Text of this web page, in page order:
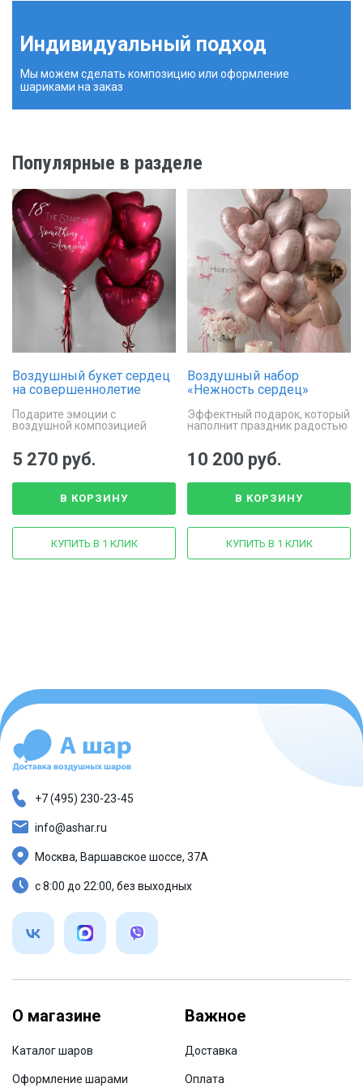
Индивидуальный подход
Мы можем сделать композицию или оформление
шариками на заказ
Популярные в разделе
Воздушный букет сердец
на совершеннолетие
Подарите эмоции с
воздушной композицией
5 270 руб.
В КОРЗИНУ
КУПИТЬ В 1 КЛИК
Воздушный набор
«Нежность сердец»
Эффектный подарок, который
наполнит праздник радостью
10 200 руб.
В КОРЗИНУ
КУПИТЬ В 1 КЛИК
О магазине
Каталог шаров
Оформление шарами
Важное
Доставка
Оплата
+7 (495) 230-23-45
info@ashar.ru
Москва, Варшавское шоссе, 37А
с 8:00 до 22:00, без выходных